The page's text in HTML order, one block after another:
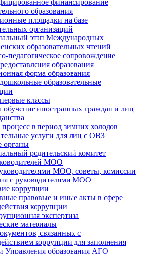
финансирование
образования
площадки на базе
организаций
этап Международных
образовательных чтений
педагогическое сопровождение
образования
форма образования
образовательные
классы
обучение иностранных граждан и лиц
в период зимних холодов
услуги для лиц с ОВЗ
органы
родительский комитет
МОО
МОО, советы, комиссии
с руководителями МОО
коррупции
правовые и иные акты в сфере
коррупции
экспертиза
материалы
связанных с
коррупции для заполнения
Управления образования АГО